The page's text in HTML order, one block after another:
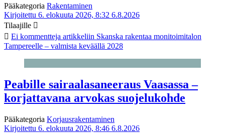
Pääkategoria Rakentaminen
Kirjoitettu 6. elokuuta 2026, 8:32 6.8.2026
Tilaajille
Ei kommentteja artikkeliin Skanska rakentaa monitoimitalon
Tampereelle – valmista keväällä 2028
Peabille sairaalasaneeraus Vaasassa –
korjattavana arvokas suojelukohde
Pääkategoria Korjausrakentaminen
Kirjoitettu 6. elokuuta 2026, 8:46 6.8.2026